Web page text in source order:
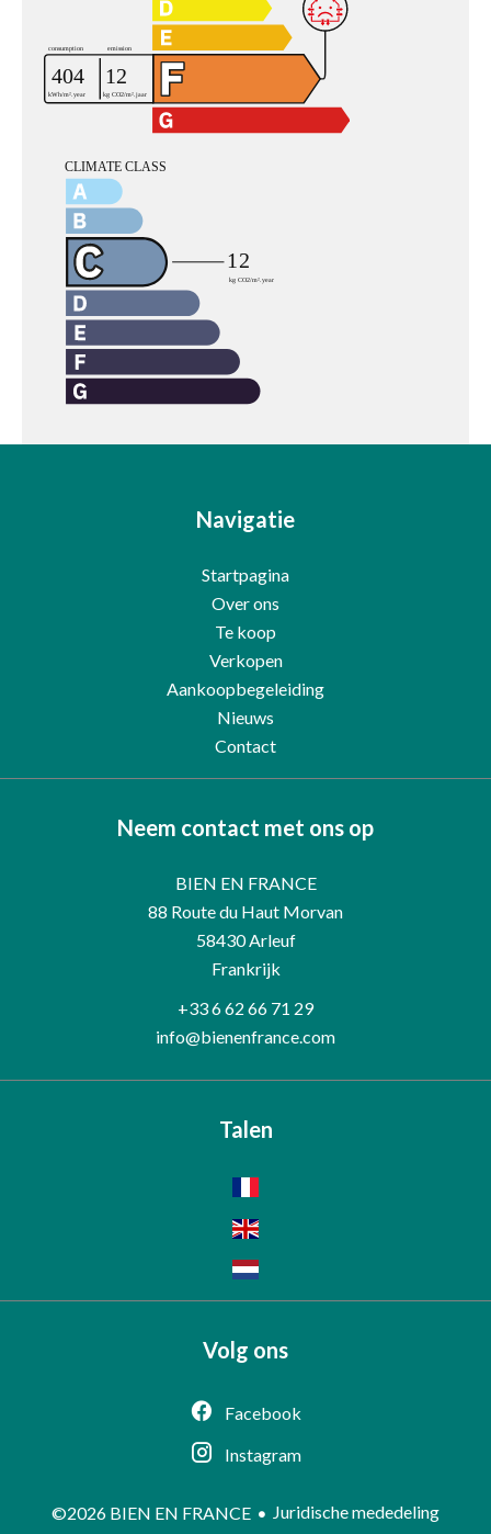
Navigatie
Startpagina
Over ons
Te koop
Verkopen
Aankoopbegeleiding
Nieuws
Contact
Neem contact met ons op
BIEN EN FRANCE
88 Route du Haut Morvan
58430Arleuf
Frankrijk
+33 6 62 66 71 29
info@bienenfrance.com
Talen
Volg ons
Facebook
Instagram
©2026 BIEN EN FRANCE
Juridische mededeling